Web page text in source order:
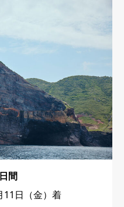
間
11日（金）着